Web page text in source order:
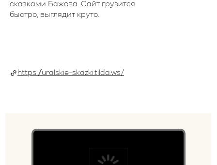
сказками Бажова. Сайт грузится
быстро, выглядит круто.
https://uralskie-skazki.tilda.ws/